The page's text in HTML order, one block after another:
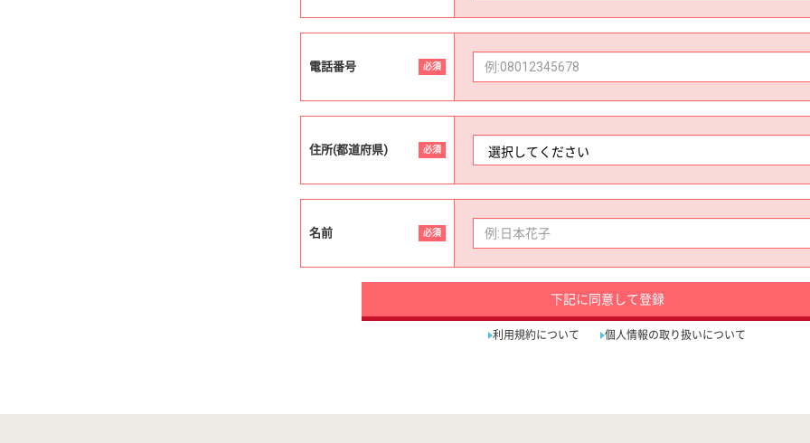
電話番号 必須
住所(都道府県) 必須
名前 必須
下記に同意して登録
利用規約について 個人情報の取り扱いについて